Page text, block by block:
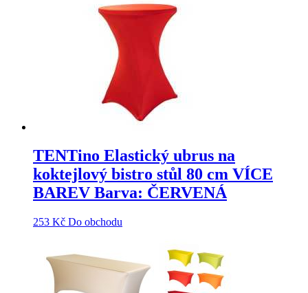
TENTino Elastický ubrus na
koktejlový bistro stůl 80 cm VÍCE
BAREV Barva: ČERVENÁ
253 Kč Do obchodu